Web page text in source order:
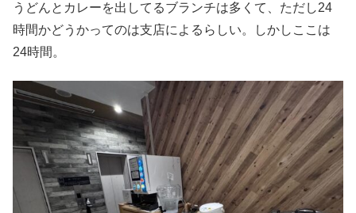
うどんとカレーを出してるブランチは多くて、ただし24
時間かどうかってのは支店によるらしい。しかしここは
24時間。